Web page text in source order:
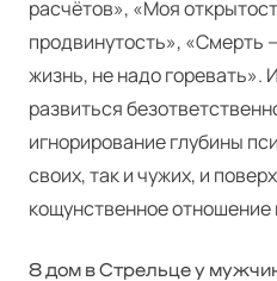
расчётов», «Моя
продвинутость», «Смерть
жизнь, не надо горевать».
развиться
игнорирование глубины
своих, так и чужих, и
кощунственное
8 дом в Стрельце у